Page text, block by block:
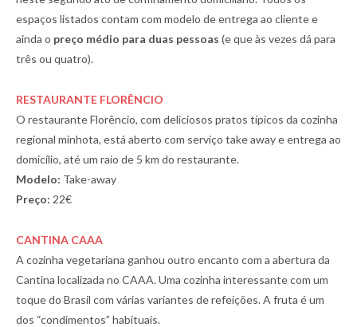
espaços listados contam com modelo de entrega ao cliente e
ainda o preço médio para duas pessoas (e que às vezes dá para
três ou quatro).
RESTAURANTE FLORÊNCIO
O restaurante Florêncio, com deliciosos pratos típicos da cozinha
regional minhota, está aberto com serviço take away e entrega ao
domicílio, até um raio de 5 km do restaurante.
Modelo: Take-away
Preço: 22€
CANTINA CAAA
A cozinha vegetariana ganhou outro encanto com a abertura da
Cantina localizada no CAAA. Uma cozinha interessante com um
toque do Brasil com várias variantes de refeições. A fruta é um
dos “condimentos” habituais.